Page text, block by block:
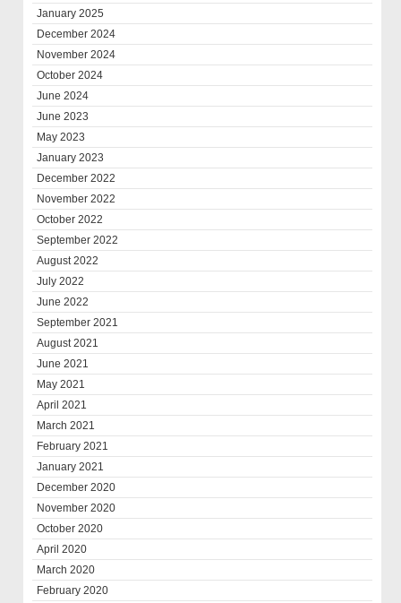
January 2025
December 2024
November 2024
October 2024
June 2024
June 2023
May 2023
January 2023
December 2022
November 2022
October 2022
September 2022
August 2022
July 2022
June 2022
September 2021
August 2021
June 2021
May 2021
April 2021
March 2021
February 2021
January 2021
December 2020
November 2020
October 2020
April 2020
March 2020
February 2020